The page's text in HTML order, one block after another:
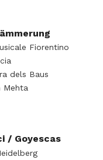
Fiorentino
dels Baus
Mehta
/ Goyescas